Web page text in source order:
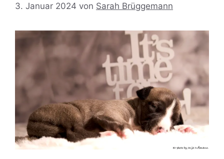
3. Januar 2024 von Sarah Brüggemann